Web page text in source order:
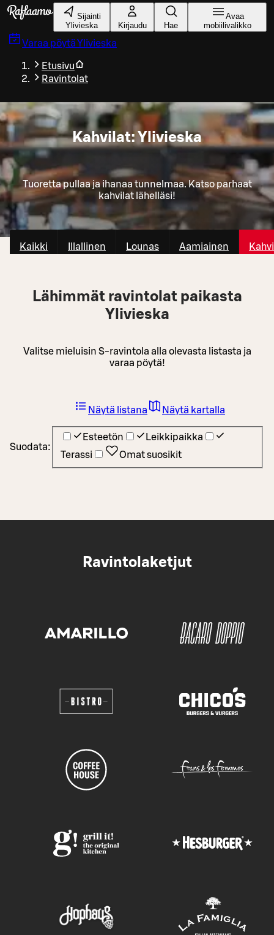
Siirry pääsisältöön
Sijainti
Ylivieska
Kirjaudu Hae
Avaa
mobiilivalikko
Varaa pöytäYlivieska
Etusivu
Ravintolat
Kahvilat: Ylivieska
Tuoretta pullaa ja ihanaa tunnelmaa. Katso parhaat
kahvilat lähelläsi!
Kaikki Illallinen Lounas Aamiainen
Lähimmät ravintolat paikasta
Ylivieska
Valitse mieluisin S-ravintola alla olevasta listasta ja
varaa pöytä!
Suodata:
Esteetön
Leikkipaikka
Terassi
Omat suosikit
Näytä listana Näytä kartalla
Ravintolaketjut